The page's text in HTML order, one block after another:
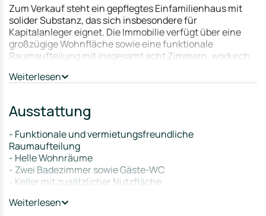
Zum Verkauf steht ein gepflegtes Einfamilienhaus mit
solider Substanz, das sich insbesondere für
Kapitalanleger eignet. Die Immobilie verfügt über eine
großzügige Wohnfläche sowie eine funktionale
Raumaufteilung mit insgesamt acht Zimmern, wodurch
vermietet und generiert stabile Mieteinnahmen, was
ermöglicht. Ergänzt wird das Angebot durch ein
weitläufiges Grundstück sowie zusätzliche Nutzflächen
für Mieter nachhaltig steigern. Perspektivisch bietet das
Objekt Potenzial für Modernisierungen und damit
verbundene Wertsteigerungen.
Weiterlesen
Ausstattung
- Funktionale und vermietungsfreundliche
Raumaufteilung
- Helle Wohnräume
- Zwei Badezimmer sowie Gäste-WC
- Keller mit zusätzlicher Nutzfläche
- Zwei Stellplätze / Garagen inkl. Stauraum
Weiterlesen